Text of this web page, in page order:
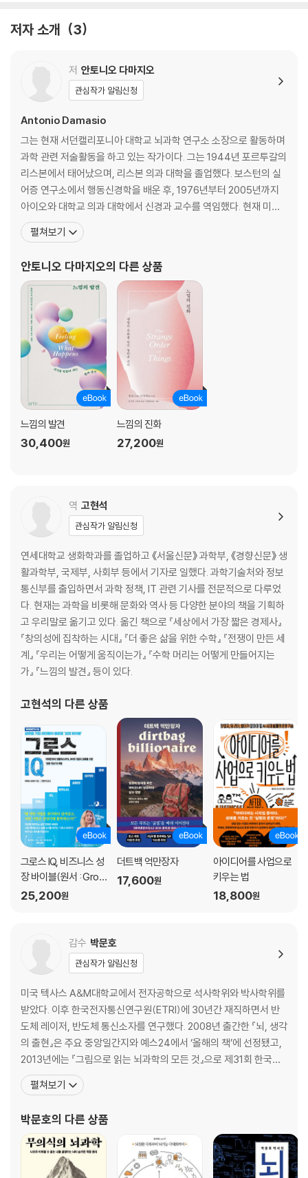
마음의 내용물
심상은 어떻게 만들어지는가
신경 활동은 어떻게 움직임과 마음이 되는가
마음의 조작
식물의 마음과 찰스 왕세자의 지혜
알고리즘이 만능은 아니다
3장 느낌에 관하여
느낌의 출현
생물학적 효율성과 느낌의 기원
느낌을 구성하는 것은 무엇인가
느낌이 만들어지는 곳
느낌과 내수용감각계
느낌의 기능
느낌이라는 화재경보기
항상성 명령에 따른 느낌
느낌의 사회학
“하지만 이 느낌, 마음 때문만은 아니라오.”
왜 의식인가
마음과 의식은 같은 말이 아니다
의식과 깨어 있음은 다르다
의식의 구축과 해체
확장 의식
뇌는 하늘보다 넓다
느낌이 일으키는 진짜 기적
‘우리가 안다는 것’을 아는 것
지식의 수집
통합은 의식의 원천이 아니다
의식과 주의
중요한 것은 기질이다
의식의 상실
의식 생성에서 대뇌피질과 뇌간의 역할
느낌이 있는 기계, 의식이 있는 기계
저자 소개 3
저 안토니오 다마지오
관심작가 알림신청
Antonio Damasio
그는 현재 서던캘리포니아 대학교 뇌과학 연구소 소장으로 활동하며
과학 관련 저술활동을 하고 있는 작가이다. 그는 1944년 포르투갈의
리스본에서 태어났으며, 리스본 의과 대학을 졸업했다. 보스턴의 실
어증 연구소에서 행동신경학을 배운 후, 1976년부터 2005년까지
아이오와 대학교 의과 대학에서 신경과 교수를 역임했다. 현재 미국
과학 학회의 의학 협회 회원이며 미국 예술 과학 학회의 특별 회원으
로 홛동 중이다. 그는 첫 책『데카르트의 오류』(1994년)로 '로스엔젤
번역, 출간되었다. 두번째 책인『사건에
펼쳐보기
안토니오 다마지오의 다른 상품
느낌의 발견
30,400원
느낌의 진화
27,200원
역 고현석
관심작가 알림신청
연세대학교 생화학과를 졸업하고 《서울신문》 과학부, 《경향신문》 생
활과학부, 국제부, 사회부 등에서 기자로 일했다. 과학기술처와 정보
통신부를 출입하면서 과학 정책, IT 관련 기사를 전문적으로 다루었
다. 현재는 과학을 비롯해 문화와 역사 등 다양한 분야의 책을 기획하
고 우리말로 옮기고 있다. 옮긴 책으로 『세상에서 가장 짧은 경제사』
『창의성에 집착하는 시대』 『더 좋은 삶을 위한 수학』 『전쟁이 만든 세
계』 『우리는 어떻게 움직이는가』 『수학 머리는 어떻게 만들어지는
가』 『느낌의 발견』 등이 있다.
고현석의 다른 상품
그로스 IQ, 비즈니스 성
장 바이블(원서 : Grow
th IQ)
25,200원
더트백 억만장자
17,600원
아이디어를 사업으로
키우는 법
18,800원
감수 박문호
관심작가 알림신청
미국 텍사스 A&M대학교에서 전자공학으로 석사학위와 박사학위를
받았다. 이후 한국전자통신연구원(ETRI)에 30년간 재직하면서 반
도체 레이저, 반도체 통신소자를 연구했다. 2008년 출간한 『뇌, 생각
의 출현』은 주요 중앙일간지와 예스24에서 ‘올해의 책’에 선정됐고,
2013년에는 『그림으로 읽는 뇌과학의 모든 것』으로 제31회 한국과
학기술도서상 저술상을 받았다. 2017년에는 10년간의 뇌과학 강의
를 집대성해 『박문호 박사의 뇌과학 공부』를 출간하면서 뇌과학 3부
현상의 결정적 지식을 체계적 다이어그램으로 설
펼쳐보기
박문호의 다른 상품